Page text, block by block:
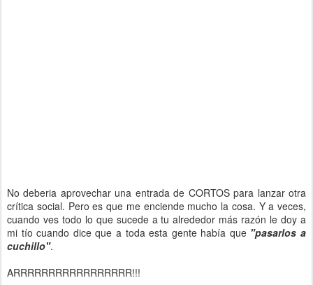
No deberia aprovechar una entrada de CORTOS para lanzar otra
crítica social. Pero es que me enciende mucho la cosa. Y a veces,
cuando ves todo lo que sucede a tu alrededor más razón le doy a
mi tío cuando dice que a toda esta gente había que "pasarlos a
cuchillo".
ARRRRRRRRRRRRRRRRR!!!